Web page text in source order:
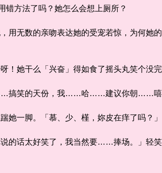
方法了吗？她怎么会想上厕所？
无数的亲吻表达她的受宠若惊，为何她
她干么「兴奋」得如食了摇头丸笑个没
笑的天份，我……哈……建议你朝……嘻
一脚。「慕、少、槿，妳皮在痒了吗？」
太好笑了，我当然要……捧场。」轻笑